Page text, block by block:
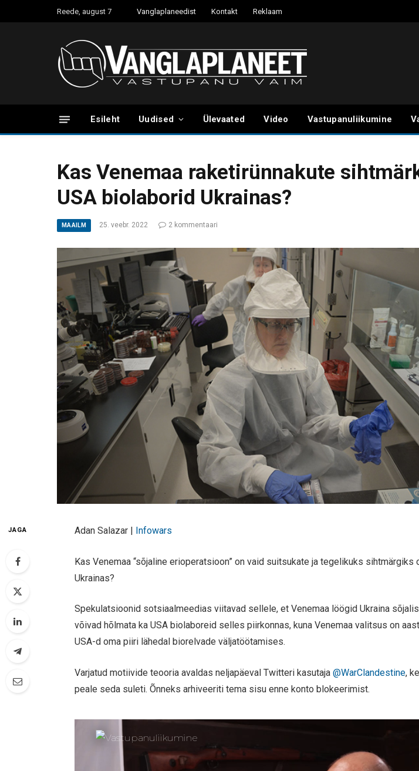
Reede, august 7 Vanglaplaneedist Kontakt Reklaam
Esileht Uudised Ülevaated Video Vastupanuliikumine
Kas Venemaa raketirünnakute
USA biolaborid Ukrainas?
MAAILM 25. veebr. 2022 2 kommentaari
JAGA Adan Salazar | Infowars
Kas Venemaa “sõjaline erioperatsioon” on vaid suitsukate ja tegelikuks sihtmärgiks
Ukrainas?
Spekulatsioonid sotsiaalmeedias viitavad sellele, et Venemaa löögid Ukraina
võivad hõlmata ka USA biolaboreid selles piirkonnas, kuna Venemaa valitsus on
USA-d oma piiri lähedal biorelvade väljatöötamises.
Varjatud motiivide teooria avaldas neljapäeval Twitteri kasutaja@WarClandestine,
peale seda suleti. Õnneks arhiveeriti tema sisu enne konto blokeerimist.